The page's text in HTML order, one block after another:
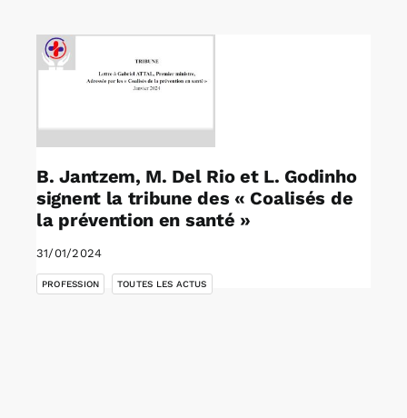
Rechercher:
Annonces emploi
B. Jantzem, M. Del Rio et L. Godinho
signent la tribune des « Coalisés de
la prévention en santé »
31/01/2024
PROFESSION TOUTES LES ACTUS